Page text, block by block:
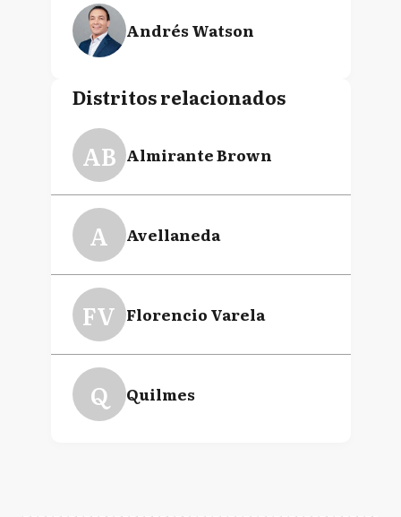
Andrés Watson
Distritos relacionados
AB Almirante Brown
A Avellaneda
FV Florencio Varela
Q Quilmes